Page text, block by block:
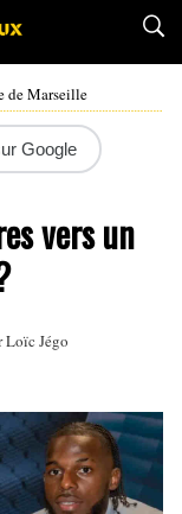
de Marseille
Google
vers un
Loïc Jégo